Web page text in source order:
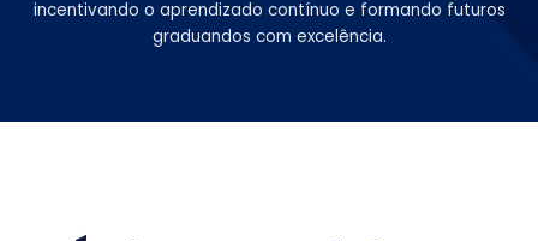
incentivando o aprendizado contínuo e formando futuros
graduandos com excelência.